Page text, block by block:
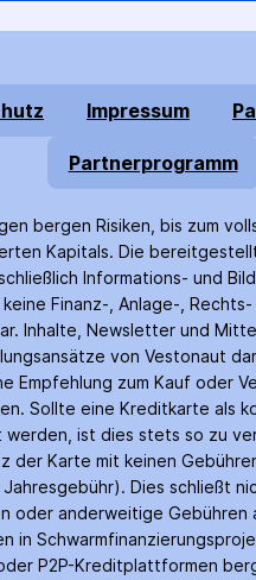
Impressum
Partnerprogramm
bergen Risiken, bis zum
Kapitals. Die
Informations- und
Finanz-, Anlage-,
Inhalte, Newsletter und
von Vestonaut
Empfehlung zum Kauf oder
Sollte eine Kreditkarte als
ist dies stets so zu
der Karte mit keinen
Jahres­gebühr). Dies schließt
oder anderweitige Gebühren
in
P2P-Kredit­plattformen